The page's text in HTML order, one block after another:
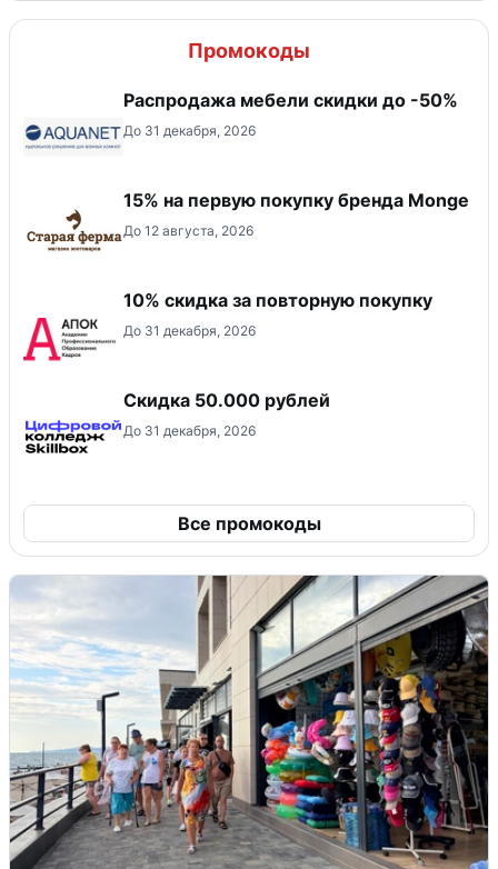
Промокоды
Распродажа мебели скидки до -50%
До 31 декабря, 2026
15% на первую покупку бренда Monge
До 12 августа, 2026
10% скидка за повторную покупку
До 31 декабря, 2026
Скидка 50.000 рублей
До 31 декабря, 2026
Все промокоды